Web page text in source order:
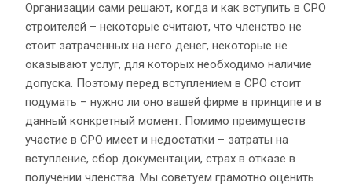
Организации сами решают, когда и как вступить в СРО
строителей – некоторые считают, что членство не
стоит затраченных на него денег, некоторые не
оказывают услуг, для которых необходимо наличие
допуска. Поэтому перед вступлением в СРО стоит
подумать – нужно ли оно вашей фирме в принципе и в
данный конкретный момент. Помимо преимуществ
участие в СРО имеет и недостатки – затраты на
вступление, сбор документации, страх в отказе в
получении членства. Мы советуем грамотно оценить